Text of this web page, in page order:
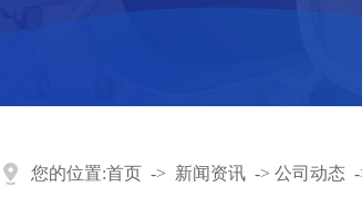
您的位置:首页 -> 新闻资讯 -> 公司动态